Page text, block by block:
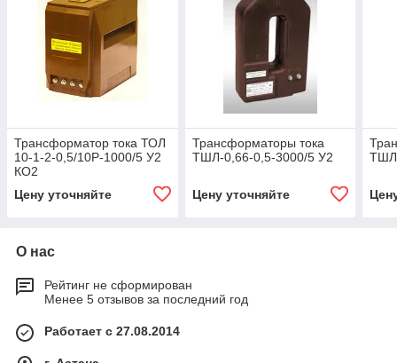
Трансформатор тока ТОЛ
10-1-2-0,5/10Р-1000/5 У2
КО2
Цену уточняйте
Трансформаторы тока
ТШЛ-0,66-0,5-3000/5 У2
Цену уточняйте
О нас
Рейтинг не сформирован
Менее 5 отзывов за последний год
Работает с 27.08.2014